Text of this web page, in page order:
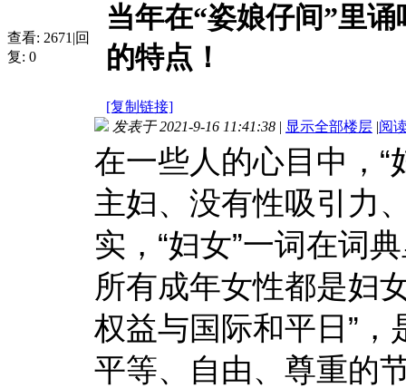
查看: 2671 |回
复: 0
当年在“姿娘仔间”里
的特点！
[复制链接]
发表于 2021-9-16 11:41:38 | 显示全部楼层 |阅
在一些人的心目中，“
主妇、没有性吸引力
实，“妇女”一词在词
所有成年女性都是妇
权益与国际和平日”
平等、自由、尊重的